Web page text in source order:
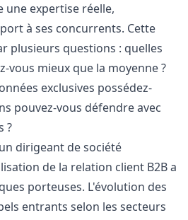
une expertise réelle,
à ses concurrents. Cette
plusieurs questions : quelles
vous mieux que la moyenne ?
exclusives possédez-
pouvez-vous défendre avec
?
dirigeant de société
de la relation client B2B a
porteuses. L'évolution des
entrants selon les secteurs